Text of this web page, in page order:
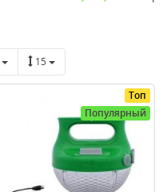
15
Топ
Популярный